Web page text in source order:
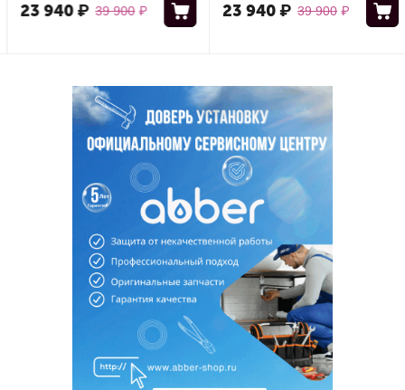
39 900 ₽
23 940₽ 39 900 ₽
23 940₽